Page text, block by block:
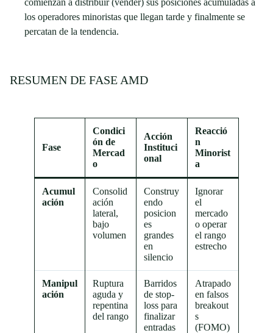
comienzan a distribuir (vender) sus posiciones acumuladas a
los operadores minoristas que llegan tarde y finalmente se
percatan de la tendencia.
RESUMEN DE FASE AMD
Fase
Condici
ón de
Mercad
o
Acción
Instituci
onal
Reacció
n
Minorist
a
Acumul
ación
Consolid
ación
lateral,
bajo
volumen
Construy
endo
posicion
es
grandes
en
silencio
Ignorar
el
mercado
o operar
el rango
estrecho
Manipul
ación
Ruptura
aguda y
repentina
del rango
Barridos
de stop-
loss para
finalizar
entradas
Atrapado
en falsos
breakout
s
(FOMO)